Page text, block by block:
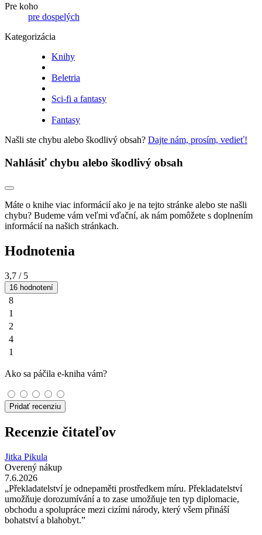
Pre koho
pre dospelých
Kategorizácia
Knihy
Beletria
Sci-fi a fantasy
Fantasy
Našli ste chybu alebo škodlivý obsah? Dajte nám, prosím, vedieť!
Nahlásiť chybu alebo škodlivý obsah
Máte o knihe viac informácií ako je na tejto stránke alebo ste našli
chybu? Budeme vám veľmi vďační, ak nám pomôžete s doplnením
informácií na našich stránkach.
Hodnotenia
3,7 / 5
16 hodnotení
8
1
2
4
1
Ako sa páčila e-kniha vám?
Pridať recenziu
Recenzie čitateľov
Jitka Pikula
Overený nákup
7.6.2026
„Překladatelství je odnepaměti prostředkem míru. Překladatelství
umožňuje dorozumívání a to zase umožňuje ten typ diplomacie,
obchodu a spolupráce mezi cizími národy, který všem přináší
bohatství a blahobyt.”